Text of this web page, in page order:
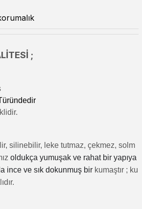
;
silinebilir, leke tutmaz, çekmez, solm
oldukça yumuşak ve rahat bir yapıya
ince ve sık dokunmuş bir kumaştır ; ku